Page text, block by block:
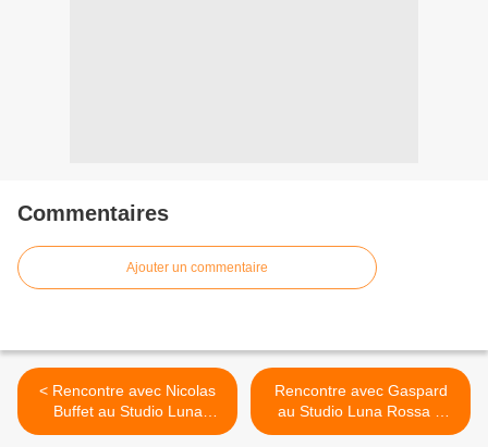
Commentaires
Ajouter un commentaire
< Rencontre avec Nicolas
Buffet au Studio Luna
Rossa afin d’en apprendre
Rencontre avec Gaspard
au Studio Luna Rossa à
l’occasion de la parution de